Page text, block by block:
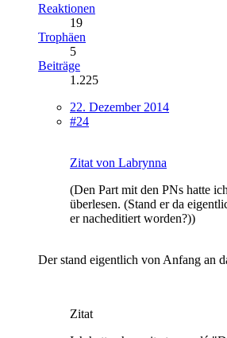
Reaktionen
19
Trophäen
5
Beiträge
1.225
22. Dezember 2014
#24
Zitat von Labrynna
(Den Part mit den PNs hatte
überlesen. (Stand er da
er nacheditiert worden?))
Der stand eigentlich von Anfang an
Zitat